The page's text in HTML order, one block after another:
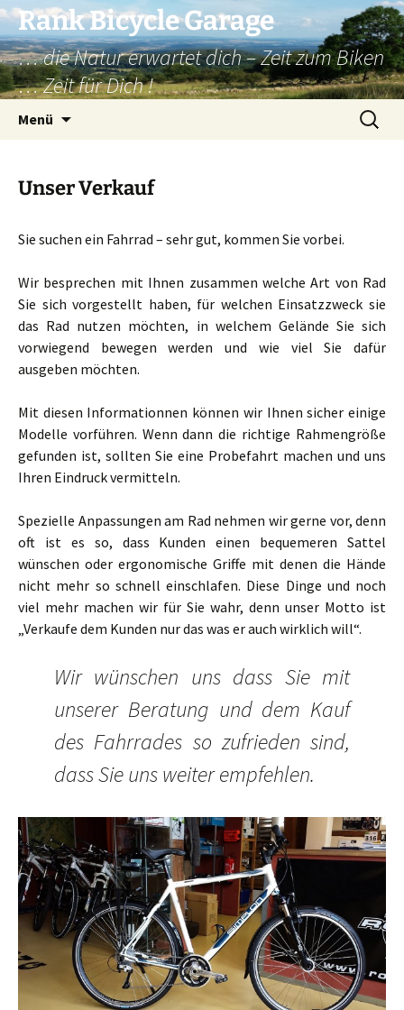
Zum
Inhalt
springen
Rank Bicycle Garage
… die Natur erwartet dich – Zeit zum Biken
… Zeit für Dich !
Menü
Suchen
nach:
Unser Verkauf
Sie suchen ein Fahrrad – sehr gut, kommen Sie vorbei.
Wir besprechen mit Ihnen zusammen welche Art von Rad
Sie sich vorgestellt haben, für welchen Einsatzzweck sie
das Rad nutzen möchten, in welchem Gelände Sie sich
vorwiegend bewegen werden und wie viel Sie dafür
ausgeben möchten.
Mit diesen Informationnen können wir Ihnen sicher einige
Modelle vorführen. Wenn dann die richtige Rahmengröße
gefunden ist, sollten Sie eine Probefahrt machen und uns
Ihren Eindruck vermitteln.
Spezielle Anpassungen am Rad nehmen wir gerne vor, denn
oft ist es so, dass Kunden einen bequemeren Sattel
wünschen oder ergonomische Griffe mit denen die Hände
nicht mehr so schnell einschlafen. Diese Dinge und noch
viel mehr machen wir für Sie wahr, denn unser Motto ist
„Verkaufe dem Kunden nur das was er auch wirklich will“.
Wir wünschen uns dass Sie mit
unserer Beratung und dem Kauf
des Fahrrades so zufrieden sind,
dass Sie uns weiter empfehlen.